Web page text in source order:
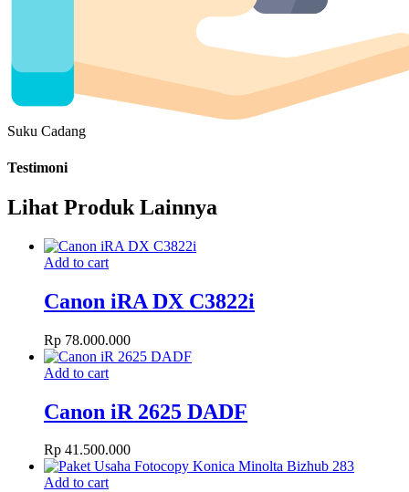
Suku Cadang
Testimoni
Lihat Produk Lainnya
Add to cart
Canon iRA DX C3822i
Rp 78.000.000
Add to cart
Canon iR 2625 DADF
Rp 41.500.000
Add to cart